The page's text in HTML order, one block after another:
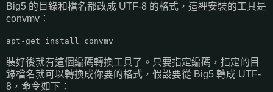
Big5 的目錄和檔名都改成 UTF-8 的格式，這裡安裝的工具是
convmv：
apt-get install convmv
裝好後就有這個編碼轉換工具了。只要指定編碼，指定的目
錄檔名就可以轉換成你要的格式，假設要從 Big5 轉成 UTF-
8，命令如下：